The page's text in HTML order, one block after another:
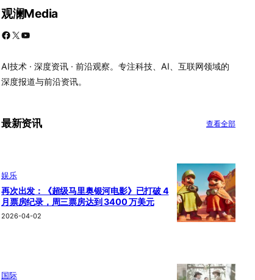
观澜Media
Facebook X YouTube
AI技术 · 深度资讯 · 前沿观察。专注科技、AI、互联网领域的
深度报道与前沿资讯。
最新资讯 查看全部
娱乐
再次出发：《超级马里奥银河电影》已打破 4
月票房纪录，周三票房达到 3400 万美元
2026-04-02
国际